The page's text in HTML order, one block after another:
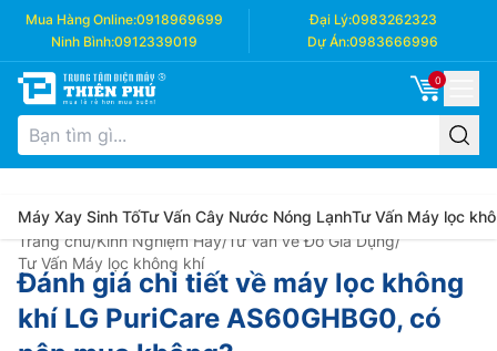
Mua Hàng Online:0918969699 Đại Lý:0983262323
Ninh Bình:0912339019 Dự Án:0983666996
0
Máy Xay Sinh TốTư Vấn Cây Nước Nóng LạnhTư Vấn Máy lọc
Trang chủ/Kinh Nghiệm Hay/Tư Vấn về Đồ Gia Dụng/
Tư Vấn Máy lọc không khí
Đánh giá chi tiết về máy lọc không
khí LG PuriCare AS60GHBG0, có